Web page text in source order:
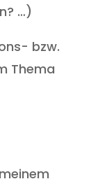
…)
bzw.
Thema